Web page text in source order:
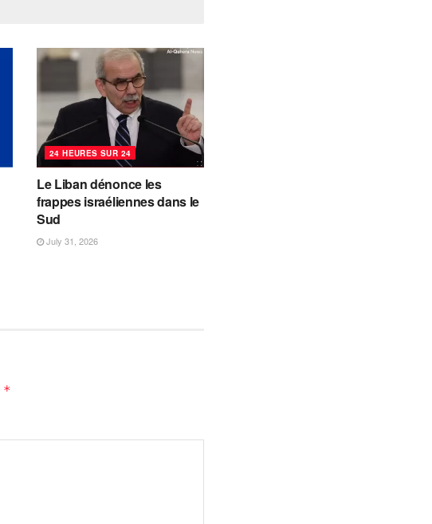
24 HEURES SUR 24
Le Liban dénonce les
frappes israéliennes dans le
Sud
July 31, 2026
*